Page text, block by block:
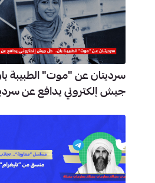
سرديتان عن "موت" الطبيبة
جيش إلكتروني يدافع عن